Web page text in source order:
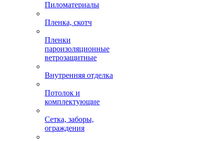
Пиломатериалы
Пленка, скотч
Пленки
пароизоляционные
ветрозащитные
Внутренняя отделка
Потолок и
комплектующие
Сетка, заборы,
ограждения